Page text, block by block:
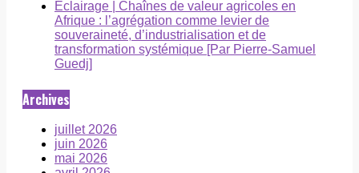
Éclairage | Chaînes de valeur agricoles en
Afrique : l’agrégation comme levier de
souveraineté, d’industrialisation et de
transformation systémique [Par Pierre-Samuel
Guedj]
Archives
juillet 2026
juin 2026
mai 2026